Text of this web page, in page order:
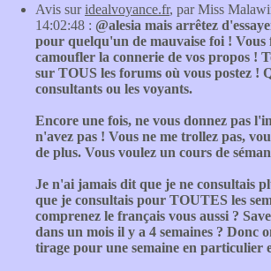
Avis suridealvoyance.fr, par Miss
14:02:48 : @alesia mais arrêtez
pour quelqu'un de mauvaise foi ! Vous
camoufler la connerie de vos propos !
sur TOUS les forums où vous postez !
consultants ou les voyants.
Encore une fois, ne vous donnez pas
n'avez pas ! Vous ne me trollez pas,
de plus. Vous voulez un cours de
Je n'ai jamais dit que je ne consultais
que je consultais pour TOUTES les
comprenez le français vous aussi ?
dans un mois il y a 4 semaines ? Donc
tirage pour une semaine en particulier